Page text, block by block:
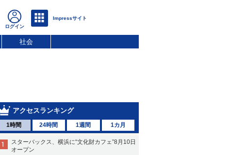
社会
アクセスランキング
1時間 24時間 1週間 1カ月
スターバックス、横浜に“文化財カフェ”8月10日
オープン